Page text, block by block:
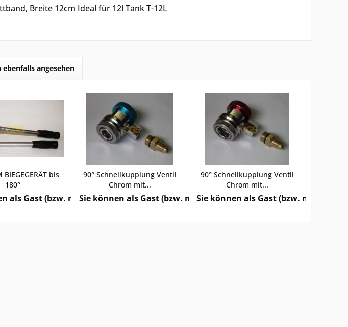
Breite 12cm Ideal für 12l Tank T-12L
angesehen
Status) keine Preise sehen
bis
180°
als Gast (bzw. mit Ihrem derzeitigen Status) keine Preise sehen
90° Schnellkupplung Ventil
Chrom mit...
Sie können als Gast (bzw. mit Ihrem derzeitigen Status) keine
90° Schnellkupplung Ventil
Chrom mit...
Sie können als Gast (bzw. mit Ihrem